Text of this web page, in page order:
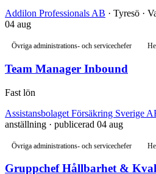
Addilon Professionals AB · Tyresö ·
04 aug
Övriga administrations- och servicechefer
Team Manager Inbound
Fast lön
Assistansbolaget Försäkring Sverige
anställning · publicerad 04 aug
Övriga administrations- och servicechefer
Gruppchef Hållbarhet &